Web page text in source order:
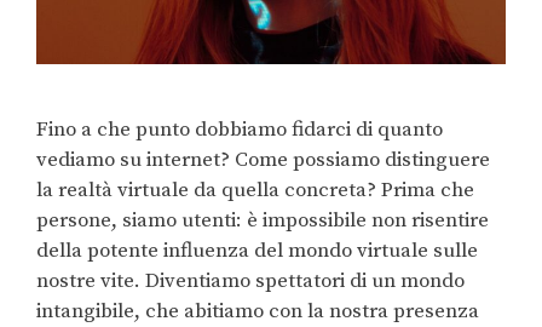
Fino a che punto dobbiamo fidarci di quanto
vediamo su internet? Come possiamo distinguere
la realtà virtuale da quella concreta? Prima che
persone, siamo utenti: è impossibile non risentire
della potente influenza del mondo virtuale sulle
nostre vite. Diventiamo spettatori di un mondo
intangibile, che abitiamo con la nostra presenza